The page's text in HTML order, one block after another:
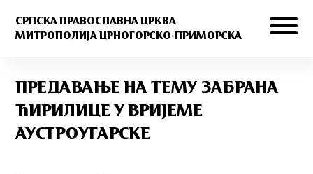
СРПСКА ПРАВОСЛАВНА ЦРКВА
МИТРОПОЛИЈА ЦРНОГОРСКО-ПРИМОРСКА
ПРЕДАВАЊЕ НА ТЕМУ ЗАБРАНА
ЋИРИЛИЦЕ У ВРИЈЕМЕ
АУСТРОУГАРСКЕ